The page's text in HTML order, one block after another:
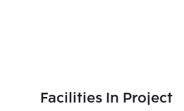
Facilities In Project